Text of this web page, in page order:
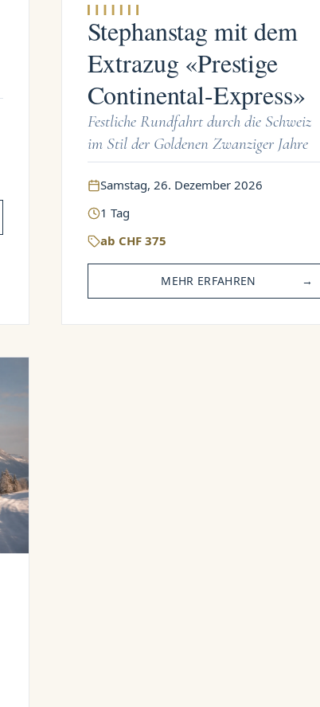
Stephanstag mit dem
Extrazug «Prestige
Continental-Express»
Festliche Rundfahrt durch die Schweiz
im Stil der Goldenen Zwanziger Jahre
Samstag, 26. Dezember 2026
1 Tag
ab CHF 375
MEHR ERFAHREN →